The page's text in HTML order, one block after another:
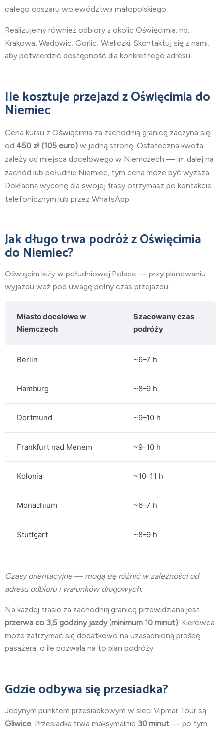
całego obszaru województwa małopolskiego.
Realizujemy również odbiory z okolic Oświęcimia: np.
Krakowa, Wadowic, Gorlic, Wieliczki. Skontaktuj się z nami,
aby potwierdzić dostępność dla konkretnego adresu.
Ile kosztuje przejazd z Oświęcimia do
Niemiec
Cena kursu z Oświęcimia za zachodnią granicę zaczyna się
od 450 zł (105 euro) w jedną stronę. Ostateczna kwota
zależy od miejsca docelowego w Niemczech — im dalej na
zachód lub południe Niemiec, tym cena może być wyższa.
Dokładną wycenę dla swojej trasy otrzymasz po kontakcie
telefonicznym lub przez WhatsApp.
Jak długo trwa podróż z Oświęcimia
do Niemiec?
Oświęcim leży w południowej Polsce — przy planowaniu
wyjazdu weź pod uwagę pełny czas przejazdu:
Miasto docelowe w
Niemczech
Szacowany czas
podróży
Berlin ~6–7 h
Hamburg ~8–9 h
Dortmund ~9–10 h
Frankfurt nad Menem ~9–10 h
Kolonia ~10–11 h
Monachium ~6–7 h
Stuttgart ~8–9 h
Czasy orientacyjne — mogą się różnić w zależności od
adresu odbioru i warunków drogowych.
Na każdej trasie za zachodnią granicę przewidziana jest
przerwa co 3,5 godziny jazdy (minimum 10 minut). Kierowca
może zatrzymać się dodatkowo na uzasadnioną prośbę
pasażera, o ile pozwala na to plan podróży.
Gdzie odbywa się przesiadka?
Jedynym punktem przesiadkowym w sieci Vipmar Tour są
Gliwice. Przesiadka trwa maksymalnie 30 minut — po tym